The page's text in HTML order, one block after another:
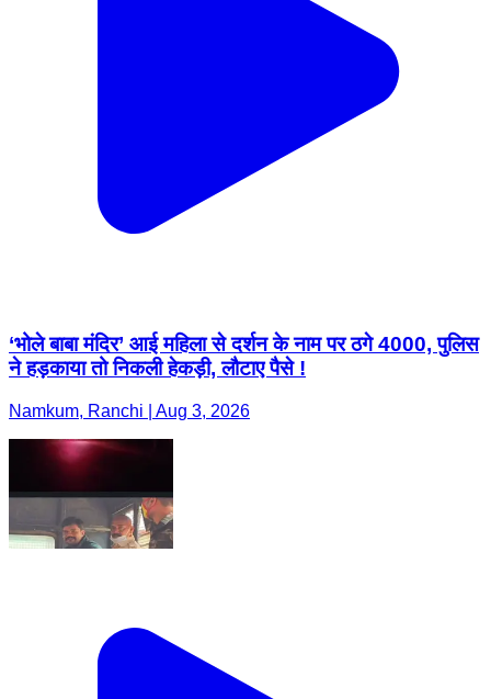
‘भोले बाबा मंदिर’ आई महिला से दर्शन के नाम पर ठगे 4000, पुलिस
ने हड़काया तो निकली हेकड़ी, लौटाए पैसे !
Namkum, Ranchi | Aug 3, 2026